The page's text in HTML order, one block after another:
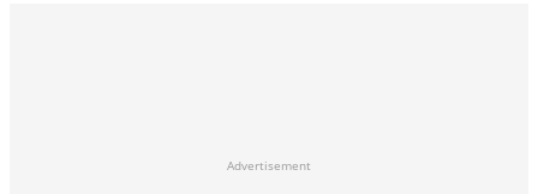
Advertisement